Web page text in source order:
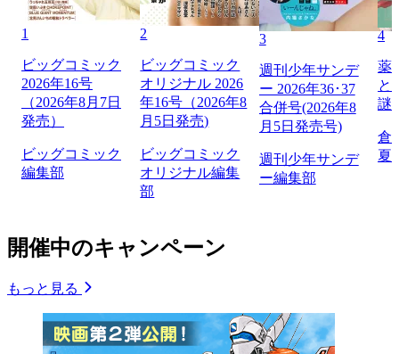
1
ビッグコミック
2026年16号
（2026年8月7日
発売）
ビッグコミック
編集部
2
ビッグコミック
オリジナル 2026
年16号（2026年8
月5日発売)
ビッグコミック
オリジナル編集
部
3
週刊少年サンデ
ー 2026年36･37
合併号(2026年8
月5日発売号)
週刊少年サンデ
ー編集部
4
薬
と
謎
倉
夏
開催中のキャンペーン
もっと見る